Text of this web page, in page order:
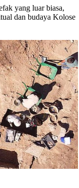
yang luar biasa,
dan budaya Kolose